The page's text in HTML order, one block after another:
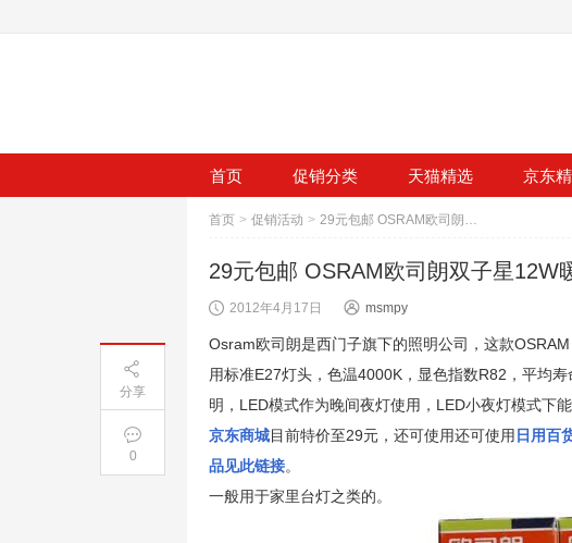
首页 促销分类 天猫精选 京东
首页 > 促销活动 > 29元包邮 OSRAM欧司朗双子星12W暖白色E27节能灯（双支装）
29元包邮 OSRAM欧司朗双子星12W
2012年4月17日 msmpy
Osram欧司朗是西门子旗下的照明公司，这款
用标准E27灯头，色温4000K，显色指数R82，平均
明，LED模式作为晚间夜灯使用，LED小夜灯模式下
京东商城目前特价至29元，还可使用还可使用 日用百
品见此链接。
一般用于家里台灯之类的。
分享
0